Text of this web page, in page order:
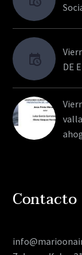
DE
Contacto